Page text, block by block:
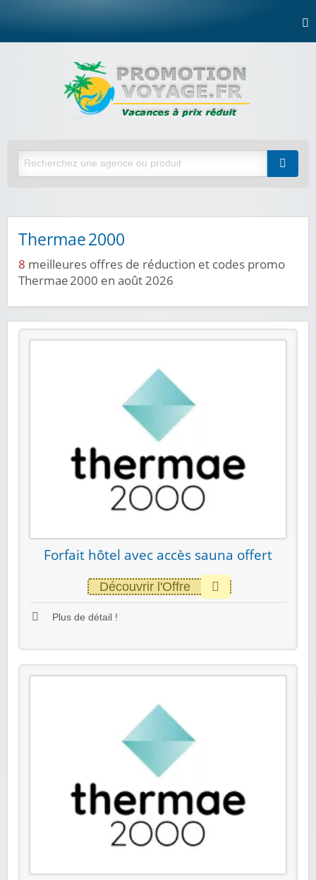
Thermae 2000
8 meilleures offres de réduction et codes promo
Thermae 2000 en août 2026
Forfait hôtel avec accès sauna offert
Découvrir l'Offre
Plus de détail !